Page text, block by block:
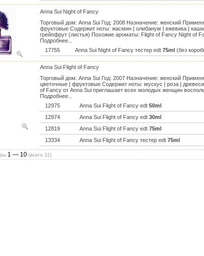
Anna Sui Night of Fancy
Торговый дом: Anna Sui Год: 2008 Назначение: женский
фруктовые Содержит ноты: жасмин | олибанум | ежевика |
грейпфрут (листья) Похожие ароматы: Flight of Fancy Night of
Подробнее...
17755
Anna Sui Night of Fancy тестер edt 75ml (без
Anna Sui Flight of Fancy
Торговый дом: Anna Sui Год: 2007 Назначение: женский
цветочные | фруктовые Содержит ноты: мускус | роза |
of Fancy от Anna Sui приглашает всех молодых женщин
Подробнее...
12975
Anna Sui Flight of Fancy edt 50ml
12974
Anna Sui Flight of Fancy edt 30ml
12819
Anna Sui Flight of Fancy edt 75ml
13334
Anna Sui Flight of Fancy тестер edt 75ml
1 — 10 (всего 11)